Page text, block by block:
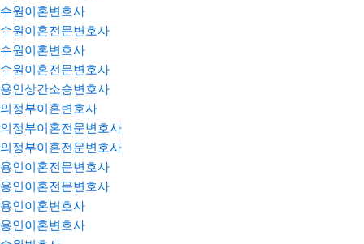
수원이혼변호사
수원이혼전문변호사
수원이혼변호사
수원이혼전문변호사
용인상간소송변호사
의정부이혼변호사
의정부이혼전문변호사
의정부이혼전문변호사
용인이혼전문변호사
용인이혼전문변호사
용인이혼변호사
용인이혼변호사